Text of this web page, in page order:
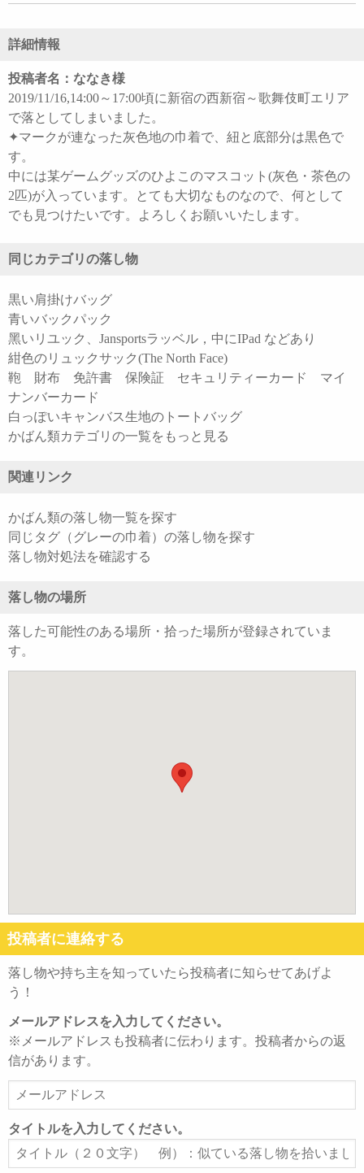
詳細情報
投稿者名：ななき様
2019/11/16,14:00～17:00頃に新宿の西新宿～歌舞伎町エリア
で落としてしまいました。
✦マークが連なった灰色地の巾着で、紐と底部分は黒色で
す。
中には某ゲームグッズのひよこのマスコット(灰色・茶色の
2匹)が入っています。とても大切なものなので、何として
でも見つけたいです。よろしくお願いいたします。
同じカテゴリの落し物
黒い肩掛けバッグ
青いバックパック
黑いリユック、Jansportsラッベル，中にIPad などあり
紺色のリュックサック(The North Face)
鞄 財布 免許書 保険証 セキュリティーカード マイ
ナンバーカード
白っぽいキャンバス生地のトートバッグ
かばん類カテゴリの一覧をもっと見る
関連リンク
かばん類の落し物一覧を探す
同じタグ（グレーの巾着）の落し物を探す
落し物対処法を確認する
落し物の場所
落した可能性のある場所・拾った場所が登録されていま
す。
投稿者に連絡する
落し物や持ち主を知っていたら投稿者に知らせてあげよ
う！
メールアドレスを入力してください。
※メールアドレスも投稿者に伝わります。投稿者からの返
信があります。
ー
ル
ア
ド
タイトルを入力してください。
タ
イ